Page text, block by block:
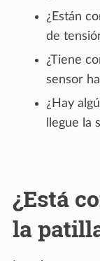
¿Están
de
¿Tiene
sensor
¿Hay
llegue la
¿Está
la